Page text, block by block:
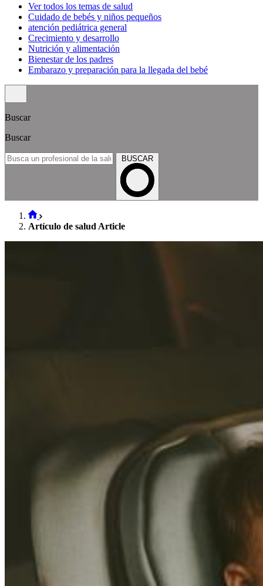
Ver todos los temas de salud
Cuidado de bebés y niños pequeños
atención pediátrica general
Crecimiento y desarrollo
Nutrición y alimentación
Bienestar de los padres
Embarazo y preparación para la llegada del bebé
Buscar
Buscar
BUSCAR
Artículo de salud Article